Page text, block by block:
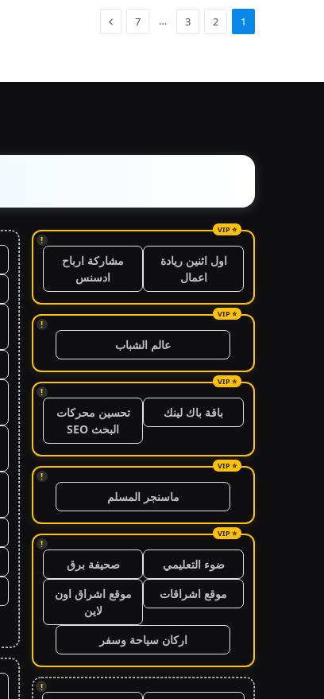
1
2
3
…
7
!
اول اثنين ريادة
اعمال
مشاركة ارباح
ادسنس
!
عالم الشباب
!
باقة باك لينك
تحسين محركات
البحث SEO
!
ماسنجر المسلم
!
ضوء التعليمي
صحيفة برق
موقع اشراقات
موقع اشراق اون
لاين
اركان سياحة وسفر
!